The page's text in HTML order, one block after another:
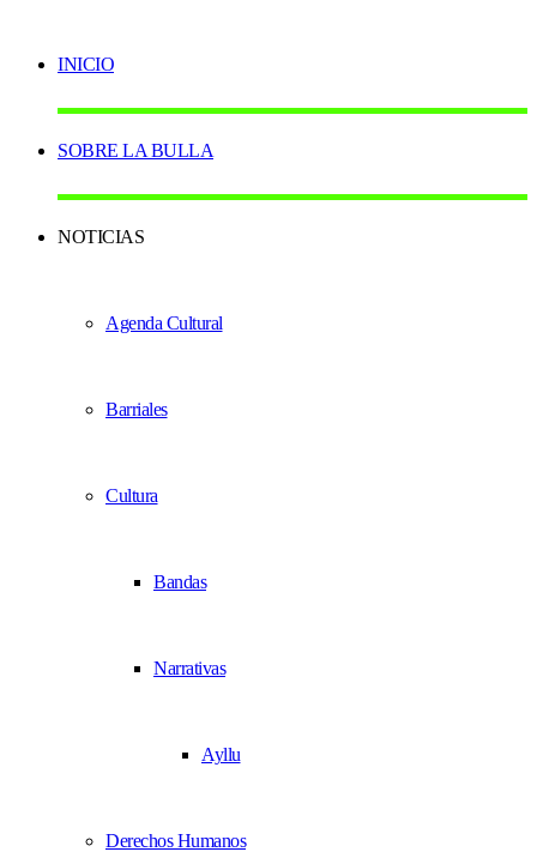
INICIO
SOBRE LA BULLA
NOTICIAS
Agenda Cultural
Barriales
Cultura
Bandas
Narrativas
Ayllu
Derechos Humanos